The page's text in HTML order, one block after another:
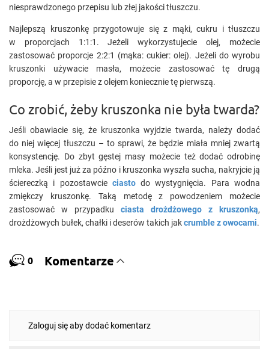
niesprawdzonego przepisu lub złej jakości tłuszczu.
Najlepszą kruszonkę przygotowuje się z mąki, cukru i tłuszczu
w proporcjach 1:1:1. Jeżeli wykorzystujecie olej, możecie
zastosować proporcje 2:2:1 (mąka: cukier: olej). Jeżeli do wyrobu
kruszonki używacie masła, możecie zastosować tę drugą
proporcję, a w przepisie z olejem koniecznie tę pierwszą.
Co zrobić, żeby kruszonka nie była twarda?
Jeśli obawiacie się, że kruszonka wyjdzie twarda, należy dodać
do niej więcej tłuszczu – to sprawi, że będzie miała mniej zwartą
konsystencję. Do zbyt gęstej masy możecie też dodać odrobinę
mleka. Jeśli jest już za późno i kruszonka wyszła sucha, nakryjcie ją
ściereczką i pozostawcie ciastodo wystygnięcia. Para wodna
zmiękczy kruszonkę. Taką metodę z powodzeniem możecie
zastosować w przypadku ciasta drożdżowego z kruszonką,
drożdżowych bułek, chałki i deserów takich jakcrumble z owocami.
0 Komentarze
Zaloguj się aby dodać komentarz